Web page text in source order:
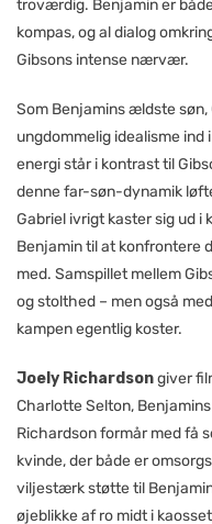
troværdig. Benjamin er
kompas, og al dialog
Gibsons intense nærvær.
Som Benjamins ældste søn,
ungdommelig idealisme
energi står i kontrast til
denne far-søn-dynamik
Gabriel ivrigt kaster sig ud i
Benjamin til at konfrontere
med. Samspillet mellem
og stolthed – men også
kampen egentlig koster.
Joely Richardsongiver
Charlotte Selton,
Richardson formår med få
kvinde, der både er
viljestærk støtte til
øjeblikke af ro midt i